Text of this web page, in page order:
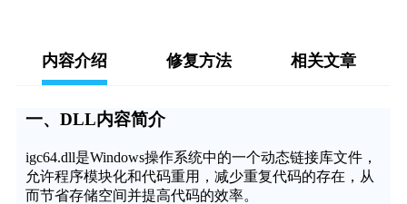
内容介绍 修复方法 相关文章
一、DLL内容简介
igc64.dll是Windows操作系统中的一个动态链接库文件，
允许程序模块化和代码重用，减少重复代码的存在，从
而节省存储空间并提高代码的效率。